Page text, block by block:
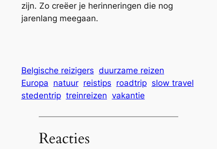
zijn. Zo creëer je herinneringen die nog
jarenlang meegaan.
Belgische reizigers duurzame reizen
Europa natuur reistips roadtrip slow travel
stedentrip treinreizen vakantie
Reacties